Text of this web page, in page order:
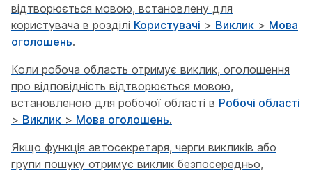
відтворюється мовою, встановлену для
користувача в розділі Користувачі > Виклик > Мова
оголошень.
Коли робоча область отримує виклик, оголошення
про відповідність відтворюється мовою,
встановленою для робочої області в Робочі області
> Виклик > Мова оголошень.
Якщо функція автосекретаря, черги викликів або
групи пошуку отримує виклик безпосередньо,